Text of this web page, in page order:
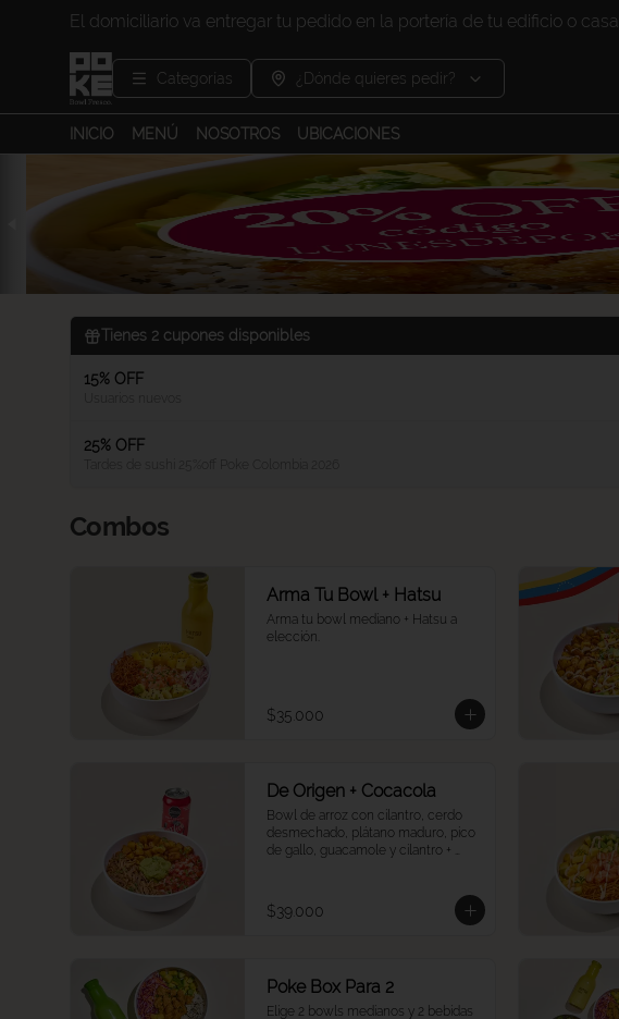
El domiciliario va entregar tu pedido en la portería de tu edificio o casa
Categorías ¿Dónde quieres pedir?
INICIO MENÚ NOSOTROS UBICACIONES
Tienes 2 cupones disponibles
15% OFF
25% OFF
Combos
Arma Tu Bowl + Hatsu
Arma tu bowl mediano + Hatsu a
elección.
$35.000
De Origen + Cocacola
Bowl de arroz con cilantro, cerdo
desmechado, plátano maduro, pico
de gallo, guacamole y cilantro +
$39.000
Poke Box Para 2
Elige 2 bowls medianos y 2 bebidas